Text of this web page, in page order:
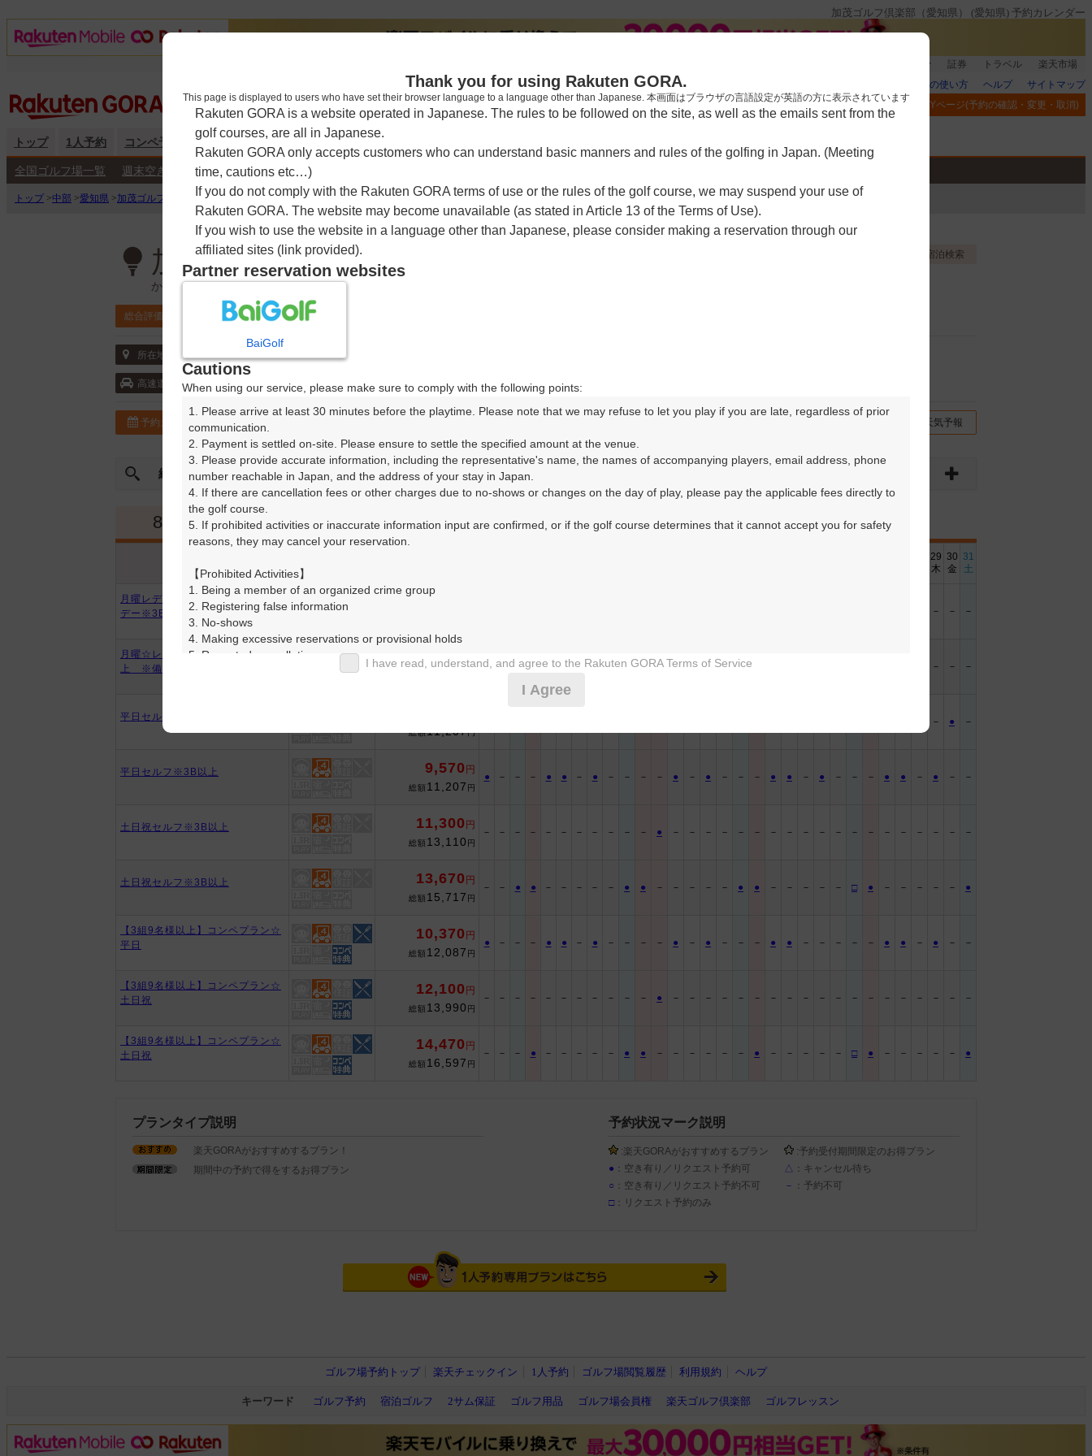
加茂ゴルフ倶楽部（愛知県） (愛知県) 予約カレンダー
証券 トラベル
楽天市場
楽天GORAの使い方
ヘルプ
サイトマップ
閲覧履歴
お気に入り MYページ(予約の確認・変更・取消)
トップ 1人予約 コンペ予約 海外予約 キャンペーン
全国ゴルフ場一覧 週末空き枠検索 平日空き枠検索
トップ >中部 >愛知県 >加茂ゴルフ倶楽部（愛知県） > 予約カレンダー
加茂ゴルフ倶楽部（愛知県）
かもごるふくらぶ
宿泊検索
総合評価 4.3 ポイント利用可
所在地 〒444-3262 愛知県 豊田市立岩町白土22
高速道 東名高速道路・豊田 31km以上 ／東海環状自動車道・豊田松平 25km以内／猿投グリーンロード・力石 25km以内
予約カレンダー 天気予報
絞込み 曜日やスタート時間を指定して、ご希望のプランを絞り込むことができます。
8月 9月 10月 11月
アイコンの説明
29
木
30
金
31
土
月曜レディース・シニアサービス
デー※3B以上※要備考
－ － －
月曜☆レディース優待デー☆3B以
上 ※備考必読
8,300円
－ － － － － － － － － － － － － － － － － － － －
平日セルフ☆昼食付※3B以上
総額11,207円
－ ● －
平日セルフ※3B以上 9,570 円
総額 11,207 円
● － － － ● ● － ● － － － － ● － ● － － － ● ● － ● － － － ● ● － ● － －
土日祝セルフ※3B以上 11,300 円
総額 13,110 円
－ － － － － － － － － － － ● － － － － － － － － － － － － － － － － － － －
土日祝セルフ※3B以上 13,670 円
総額 15,717 円
－ － ● ● － － － － － ● ● － － － － － ● ● － － － － － □ ● － － － － － ●
【3組9名様以上】コンペプラン☆
平日
10,370 円
総額 12,087 円
● － － － ● ● － ● － － － － ● － ● － － － ● ● － － － － － ● ● － ● － －
【3組9名様以上】コンペプラン☆
土日祝
12,100 円
総額 13,990 円
－ － － － － － － － － － － ● － － － － － － － － － － － － － － － － － － －
【3組9名様以上】コンペプラン☆
土日祝
14,470 円
総額 16,597 円
－ － － ● － － － － － ● ● － － － － － － ● － － － － － □ ● － － － － － ●
プランタイプ説明
楽天GORAがおすすめするプラン！
期間中の予約で得をするお得プラン
予約状況マーク説明
:楽天GORAがおすすめするプラン
:予約受付期間限定のお得プラン
● ：空き有り／リクエスト予約可 △ ：キャンセル待ち
○ ：空き有り／リクエスト予約不可 － ：予約不可
□ ：リクエスト予約のみ
ゴルフ場予約トップ 楽天チェックイン 1人予約 ゴルフ場閲覧履歴 利用規約 ヘルプ
キーワード ゴルフ予約 宿泊ゴルフ 2サム保証 ゴルフ用品 ゴルフ場会員権 楽天ゴルフ倶楽部 ゴルフレッスン
Thank you for using Rakuten GORA.
This page is displayed to users who have set their browser language to a language other than Japanese. 本画面はブラウザの言語設定が英語の方に表示されています
Rakuten GORA is a website operated in Japanese. The rules to be followed on the site, as well as the emails sent from the
golf courses, are all in Japanese.
Rakuten GORA only accepts customers who can understand basic manners and rules of the golfing in Japan. (Meeting
time, cautions etc…)
If you do not comply with the Rakuten GORA terms of use or the rules of the golf course, we may suspend your use of
Rakuten GORA. The website may become unavailable (as stated in Article 13 of the Terms of Use).
If you wish to use the website in a language other than Japanese, please consider making a reservation through our
affiliated sites (link provided).
Partner reservation websites
BaiGolf
Cautions
When using our service, please make sure to comply with the following points:
1. Please arrive at least 30 minutes before the playtime. Please note that we may refuse to let you play if you are late, regardless of prior
communication.
2. Payment is settled on-site. Please ensure to settle the specified amount at the venue.
3. Please provide accurate information, including the representative's name, the names of accompanying players, email address, phone
number reachable in Japan, and the address of your stay in Japan.
4. If there are cancellation fees or other charges due to no-shows or changes on the day of play, please pay the applicable fees directly to
the golf course.
5. If prohibited activities or inaccurate information input are confirmed, or if the golf course determines that it cannot accept you for safety
reasons, they may cancel your reservation.
【Prohibited Activities】
1. Being a member of an organized crime group
2. Registering false information
3. No-shows
4. Making excessive reservations or provisional holds
5. Repeated cancellations
6. Violating laws and regulations
7. Causing inconvenience to others during play (e.g., delaying play, ignoring rules, manners, or warnings)
I have read, understand, and agree to the Rakuten GORA Terms of Service
I Agree